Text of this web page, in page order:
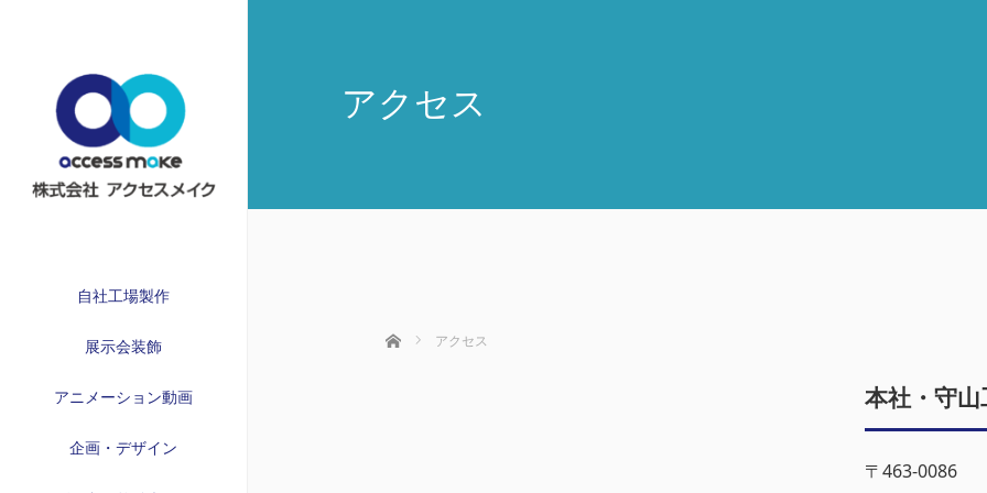
自社工場製作
展示会装飾
アニメーション動画
企画・デザイン
アクセス
ホーム アクセス
本社・守山
〒463-0086